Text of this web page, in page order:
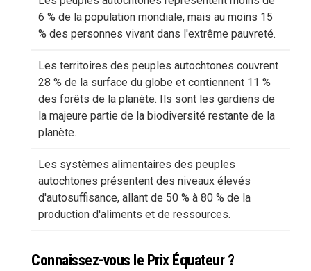
6 % de la population mondiale, mais au moins 15
% des personnes vivant dans l'extrême pauvreté.
Les territoires des peuples autochtones couvrent
28 % de la surface du globe et contiennent 11 %
des forêts de la planète. Ils sont les gardiens de
la majeure partie de la biodiversité restante de la
planète.
Les systèmes alimentaires des peuples
autochtones présentent des niveaux élevés
d'autosuffisance, allant de 50 % à 80 % de la
production d'aliments et de ressources.
Connaissez-vous le Prix Équateur ?